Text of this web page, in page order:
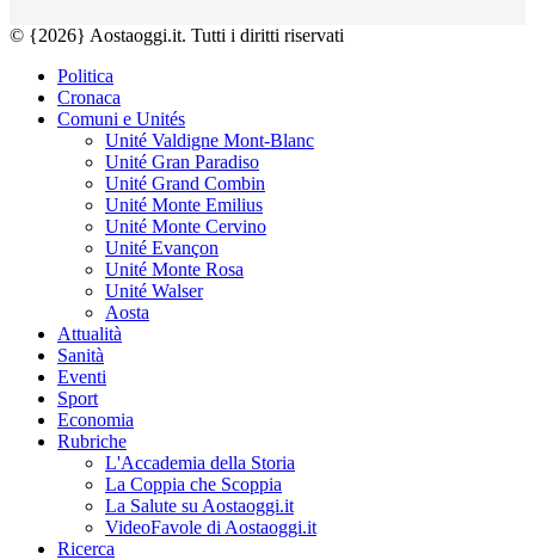
© {2026} Aostaoggi.it. Tutti i diritti riservati
Politica
Cronaca
Comuni e Unités
Unité Valdigne Mont-Blanc
Unité Gran Paradiso
Unité Grand Combin
Unité Monte Emilius
Unité Monte Cervino
Unité Evançon
Unité Monte Rosa
Unité Walser
Aosta
Attualità
Sanità
Eventi
Sport
Economia
Rubriche
L'Accademia della Storia
La Coppia che Scoppia
La Salute su Aostaoggi.it
VideoFavole di Aostaoggi.it
Ricerca